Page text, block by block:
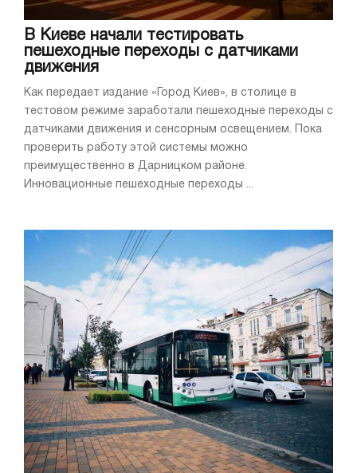
В Киеве начали тестировать
пешеходные переходы с датчиками
движения
Как передает издание «Город Киев», в столице в
тестовом режиме заработали пешеходные переходы с
датчиками движения и сенсорным освещением. Пока
проверить работу этой системы можно
преимущественно в Дарницком районе.
Инновационные пешеходные переходы ...